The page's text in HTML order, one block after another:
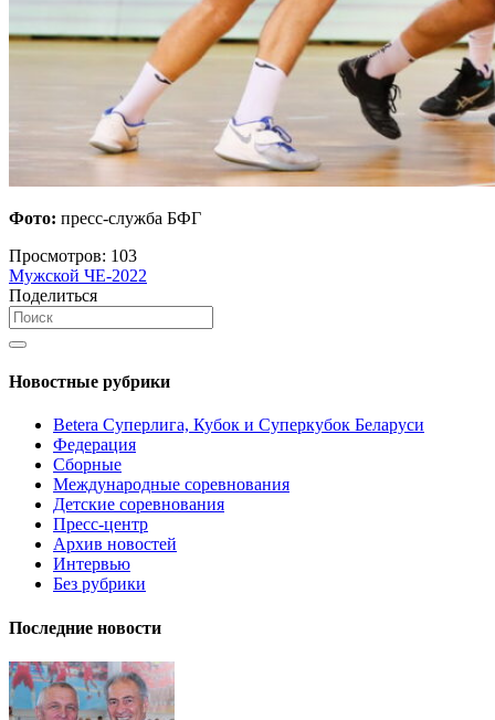
Фото: пресс-служба БФГ
Просмотров: 103
Мужской ЧЕ-2022
Поделиться
Новостные рубрики
Betera Суперлига, Кубок и Суперкубок Беларуси
Федерация
Сборные
Международные соревнования
Детские соревнования
Пресс-центр
Архив новостей
Интервью
Без рубрики
Последние новости